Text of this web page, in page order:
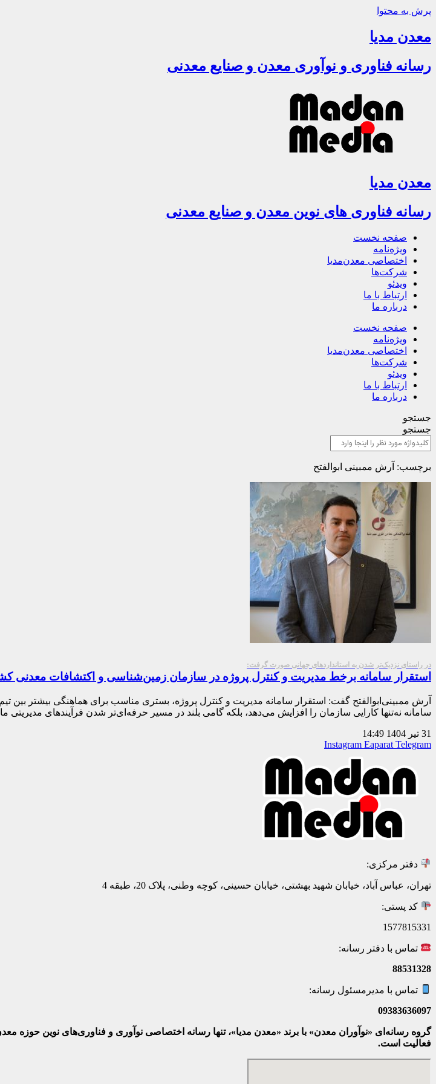
پرش به محتوا
معدن مدیا
رسانه فناوری و نوآوری معدن و صنایع معدنی
معدن مدیا
رسانه فناوری های نوین معدن و صنایع معدنی
صفحه نخست
ویژه‌نامه
اختصاصی معدن‌مدیا
شرکت‌ها
ویدئو
ارتباط با ما
درباره ما
صفحه نخست
ویژه‌نامه
اختصاصی معدن‌مدیا
شرکت‌ها
ویدئو
ارتباط با ما
درباره ما
جستجو
جستجو
برچسب: آرش ممبینی ابوالفتح
در راستای نزدیک‌تر شدن به استانداردهای جهانی صورت گرفت:
استقرار سامانه برخط مدیریت و کنترل پروژه در سازمان زمین‌شناسی و اکتشافات معدنی
آرش ممبینی‌ابوالفتح گفت: استقرار سامانه مدیریت و کنترل پروژه، بستری مناسب برای هماهنگی بیشتر بین
سامانه نه‌تنها کارایی سازمان را افزایش می‌دهد، بلکه گامی بلند در مسیر حرفه‌ای‌تر شدن فرآیندهای
31 تیر 1404
14:49
Instagram Eaparat Telegram
دفتر مرکزی:
تهران، عباس آباد، خیابان شهید بهشتی، خیابان حسینی، کوچه وطنی، پلاک 20، طبقه 4
کد پستی:
1577815331
تماس با دفتر رسانه:
88531328
تماس با مدیرمسئول رسانه:
09383636097
گروه رسانه‌ای «نوآوران معدن» با برند «معدن مدیا»، تنها رسانه اختصاصی نوآوری و فناوری‌های نوین
فعالیت است.